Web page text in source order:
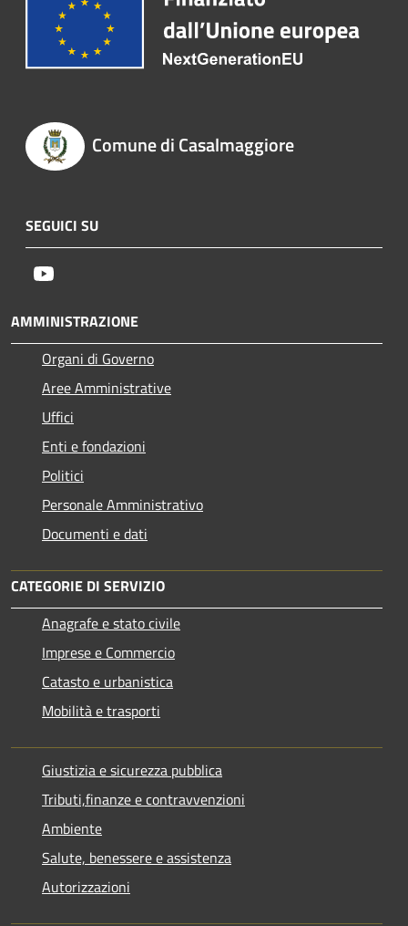
Comune di Casalmaggiore
SEGUICI SU
AMMINISTRAZIONE
Organi di Governo
Aree Amministrative
Uffici
Enti e fondazioni
Politici
Personale Amministrativo
Documenti e dati
CATEGORIE DI SERVIZIO
Anagrafe e stato civile
Imprese e Commercio
Catasto e urbanistica
Mobilità e trasporti
Giustizia e sicurezza pubblica
Tributi,finanze e contravvenzioni
Ambiente
Salute, benessere e assistenza
Autorizzazioni